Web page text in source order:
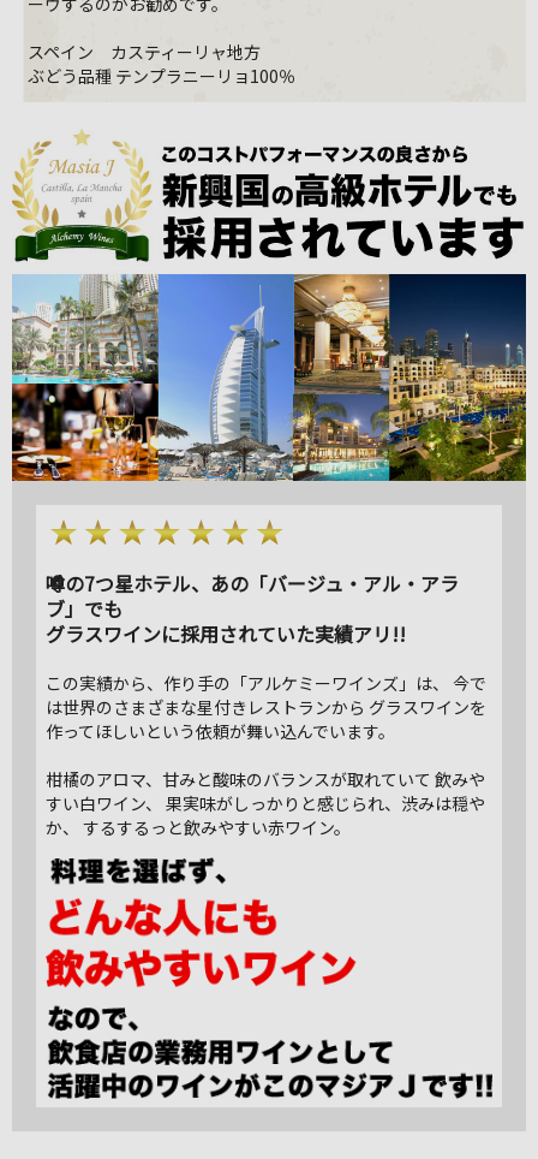
スペイン カスティーリャ地方
ぶどう品種 テンプラニーリョ100％
噂の7つ星ホテル、あの「バージュ・アル・アラ
ブ」でも
グラスワインに採用されていた実績アリ!!
この実績から、作り手の「アルケミーワインズ」は、 今で
は世界のさまざまな星付きレストランから グラスワインを
作ってほしいという依頼が舞い込んでいます。
柑橘のアロマ、甘みと酸味のバランスが取れていて 飲みや
すい白ワイン、 果実味がしっかりと感じられ、渋みは穏や
か、 するするっと飲みやすい赤ワイン。